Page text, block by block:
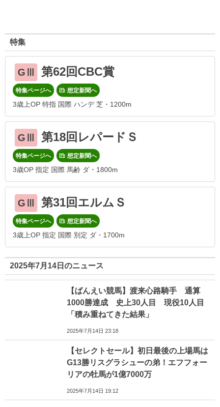
特集
GⅢ 第62回CBC賞
特集ページへ 想定新聞へ
3歳上OP 特指 国際 ハンデ 芝・1200m
GⅢ 第18回レパードＳ
特集ページへ 想定新聞へ
3歳OP 指定 国際 馬齢 ダ・1800m
GⅢ 第31回エルムＳ
特集ページへ 想定新聞へ
3歳上OP 指定 国際 別定 ダ・1700m
2025年7月14日のニュース
【ばんえい競馬】渡来心路騎手 通算
1000勝達成 史上30人目 現役10人目
「積み重ねてきた結果」
2025年7月14日 23:18
【セレクトセール】初日最後の上場馬は
G13勝リスグラシューの弟！エフフォー
リアの牡馬が1億7000万
2025年7月14日 19:12